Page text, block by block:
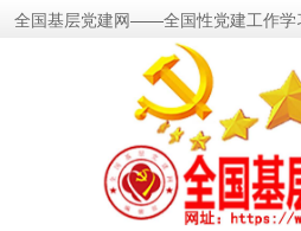
密切党群
传递党